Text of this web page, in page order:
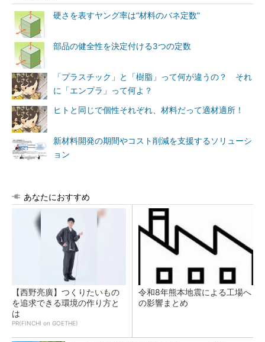
硬さを表すヤング率は“材料のバネ定数”
部品の健全性を決定付ける3つの定数
「プラスチック」と「樹脂」って何が違うの？ それ
に「エンプラ」って何よ？
ヒトと同じで個性それぞれ、材料だって適材適所！
新材料開発の期間やコスト削減を支援するソリューシ
ョン
あなたにおすすめ
【西野亮廣】つくりたいもの
を追求できる環境の作り方と
は
PR(FINCHI on GOETHE)
令和8年熊本地震による工場へ
の影響まとめ